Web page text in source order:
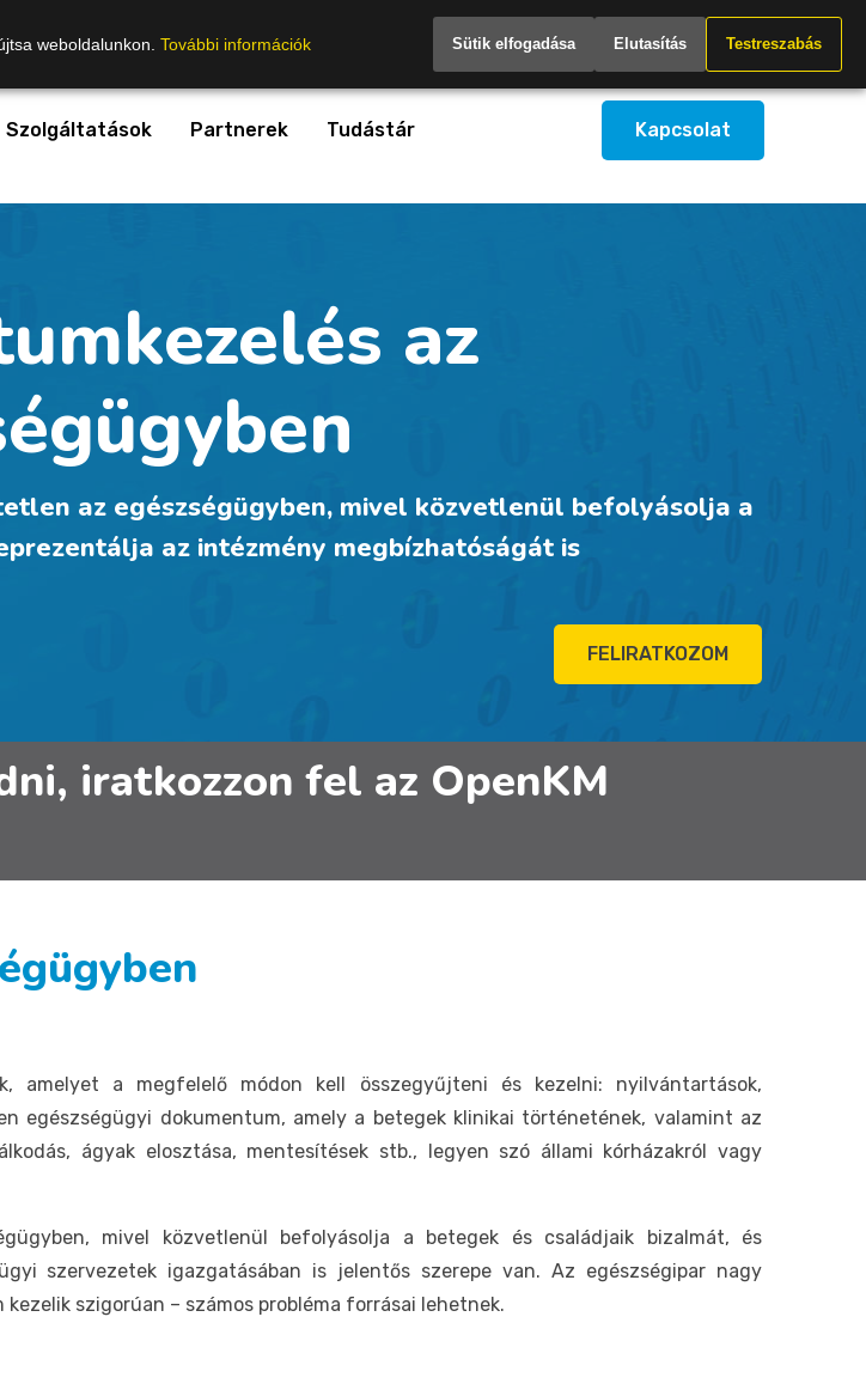
Szolgáltatások Partnerek Tudástár Kapcsolat
az
az egészségügyben, mivel közvetlenül befolyásolja a
az intézmény megbízhatóságát is
FELIRATKOZOM
iratkozzon fel az OpenKM
amelyet a megfelelő módon kell összegyűjteni és kezelni: nyilvántartások,
egészségügyi dokumentum, amely a betegek klinikai történetének, valamint az
ágyak elosztása, mentesítések stb., legyen szó állami kórházakról vagy
mivel közvetlenül befolyásolja a betegek és családjaik bizalmát, és
szervezetek igazgatásában is jelentős szerepe van. Az egészségipar nagy
szigorúan – számos probléma forrásai lehetnek.
weboldalunkon. További információk Sütik elfogadása Elutasítás Testreszabás